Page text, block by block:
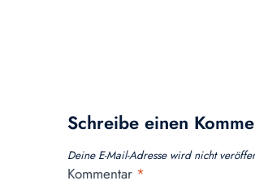
Schreibe einen
Deine E-Mail-Adresse wird nicht
Kommentar *